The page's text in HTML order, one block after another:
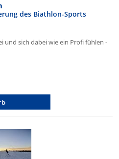
des Biathlon-Sports
und sich dabei wie ein Profi fühlen -